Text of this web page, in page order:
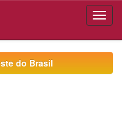
do Brasil